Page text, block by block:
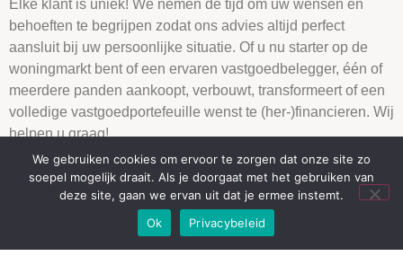
Elke klant is uniek! We nemen de tijd om uw wensen en
behoeften te begrijpen zodat ons advies altijd perfect
aansluit bij uw persoonlijke situatie. Of u nu starter op de
woningmarkt bent of een ervaren vastgoedbelegger, één of
meerdere panden aankoopt, verbouwt, transformeert of een
volledige vastgoedportefeuille wenst te (her-)financieren. Wij
helpen u graag!
We gebruiken cookies om ervoor te zorgen dat onze site zo
soepel mogelijk draait. Als je doorgaat met het gebruiken van
deze site, gaan we ervan uit dat je ermee instemt.
Ok
Privacybeleid